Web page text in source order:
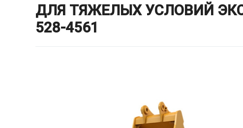
ДЛЯ ТЯЖЕЛЫХ УСЛОВИЙ
528-4561